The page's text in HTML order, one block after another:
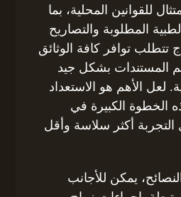
للقوانين المحلية، بما
المطلوبة والتصاريح
تتطلب توافر كافة الوثائق
المستندات بشكل جيد
لعل الأهم هو الاستعداد
الخطوة الكبيرة في
التجربة أكثر سلاسة وأقل
يمكن للأجانب